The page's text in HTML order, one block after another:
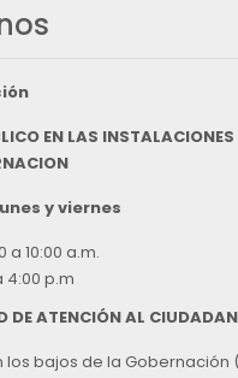
EN LAS INSTALACIONES
y viernes
a 10:00 a.m.
4:00 p.m
DE ATENCIÓN AL
bajos de la Gobernación